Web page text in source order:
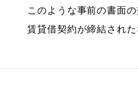
このような事前の書面
賃貸借契約が締結され